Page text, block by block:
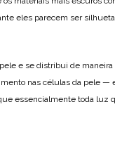
eles parecem ser
e se distribui de
nas células da pele —
essencialmente toda luz